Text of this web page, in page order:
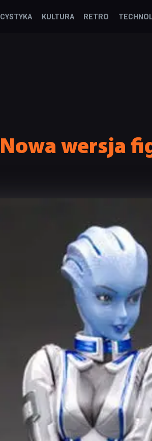
KULTURA RETRO
wersja